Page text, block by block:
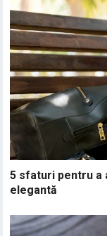
5 sfaturi pentru a
elegantă